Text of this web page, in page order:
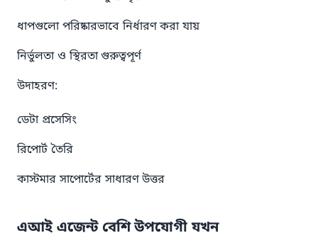
ধাপগুলো পরিষ্কারভাবে নির্ধারণ করা যায়
নির্ভুলতা ও স্থিরতা গুরুত্বপূর্ণ
উদাহরণ:
ডেটা প্রসেসিং
রিপোর্ট তৈরি
কাস্টমার সাপোর্টের সাধারণ উত্তর
এআই এজেন্ট বেশি উপযোগী যখন